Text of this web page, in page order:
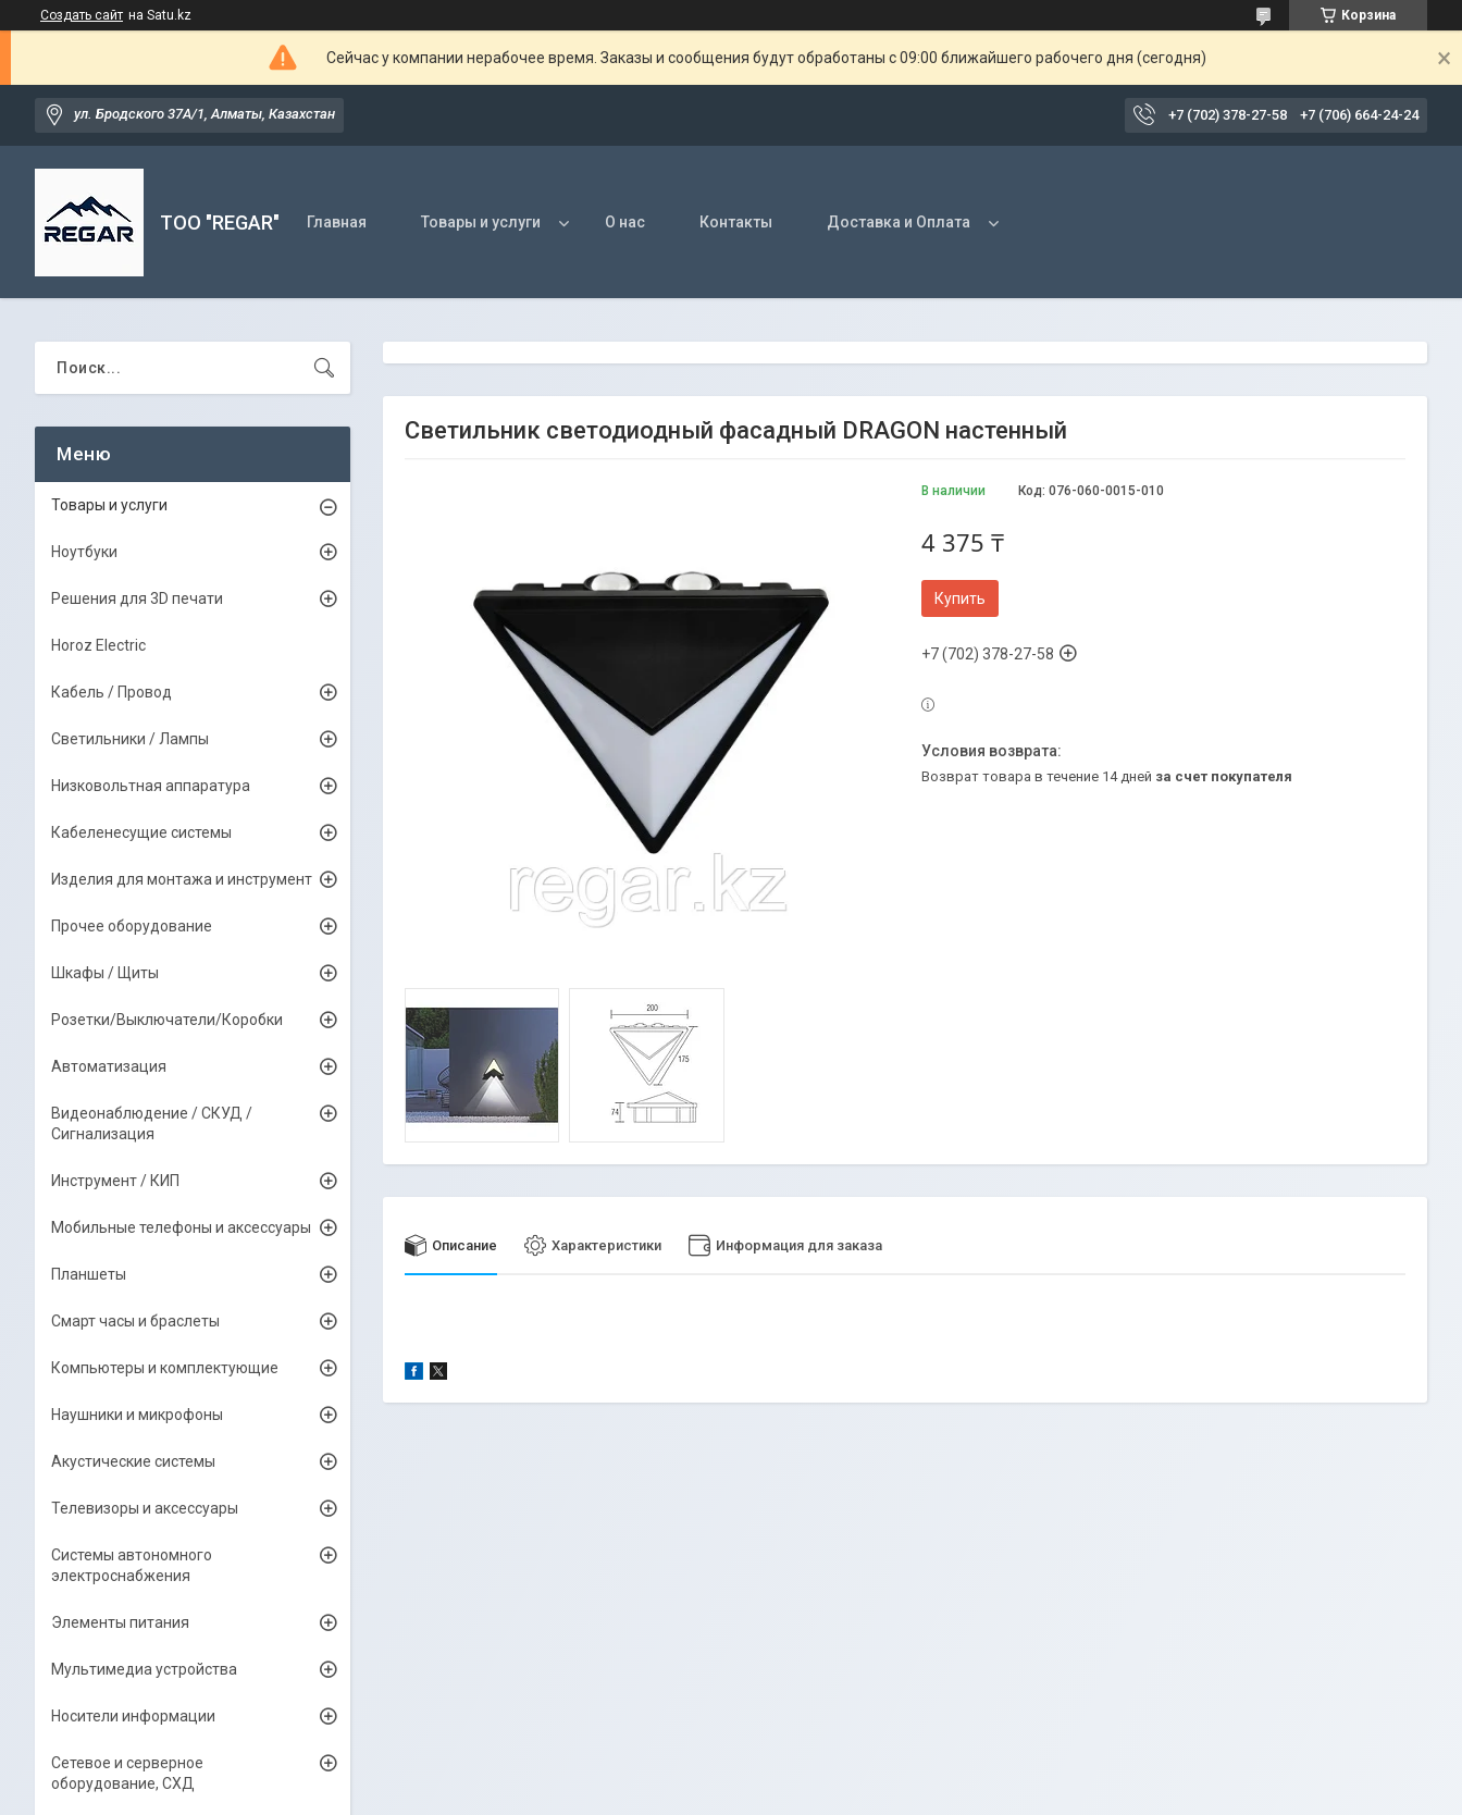
Создать сайт на Satu.kz Корзина
Сейчас у компании нерабочее время. Заказы и сообщения будут обработаны с 09:00 ближайшего рабочего дня (сегодня)
ул. Бродского 37А/1, Алматы, Казахстан +7 (702) 378-27-58 +7 (706) 664-24-24
TOO "REGAR" Главная Товары и услуги О нас Контакты Доставка и Оплата
Светильник светодиодный фасадный DRAGON настенный
В наличии Код: 076-060-0015-010
4 375 ₸
Купить
+7 (702) 378-27-58
возврат товара в течение 14 дней за счет покупателя
Описание Характеристики Информация для заказа
Товары и услуги
Ноутбуки
Решения для 3D печати
Horoz Electric
Кабель / Провод
Светильники / Лампы
Низковольтная аппаратура
Кабеленесущие системы
Изделия для монтажа и инструмент
Прочее оборудование
Шкафы / Щиты
Розетки/Выключатели/Коробки
Автоматизация
Видеонаблюдение / СКУД /
Сигнализация
Инструмент / КИП
Мобильные телефоны и аксессуары
Планшеты
Смарт часы и браслеты
Компьютеры и комплектующие
Наушники и микрофоны
Акустические системы
Телевизоры и аксессуары
Системы автономного
электроснабжения
Элементы питания
Мультимедиа устройства
Носители информации
Сетевое и серверное
оборудование, СХД